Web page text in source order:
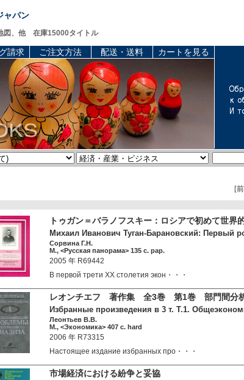
ャパン
図、他 在庫15000タイトル
請求 ご注文方法 配送・送料 カートを見る
[
トゥガン＝バラノフスキー：ロシアで初めて世界
Михаил Иванович Туган-Барановский: Первый
Сорвина Г.Н.
М., <Русская панорама> 135 c. pap.
2005 年 R69442
В первой трети XX столетия экон・・・
レオンチエフ 著作集 全3巻 第1巻 部門間分析
Избранные произведения в 3 т. Т.1.
Леонтьев В.В.
М., <Экономика> 407 c. hard
2006 年 R73315
Настоящее издание избранных про・・・
市場経済における紛争と妥協